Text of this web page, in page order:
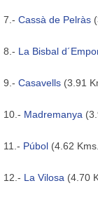
7.- Cassà de Pelràs
8.- La Bisbal
9.- Casavells (3.91
10.- Madremanya
11.- Púbol (4.62
12.- La Vilosa (4.70